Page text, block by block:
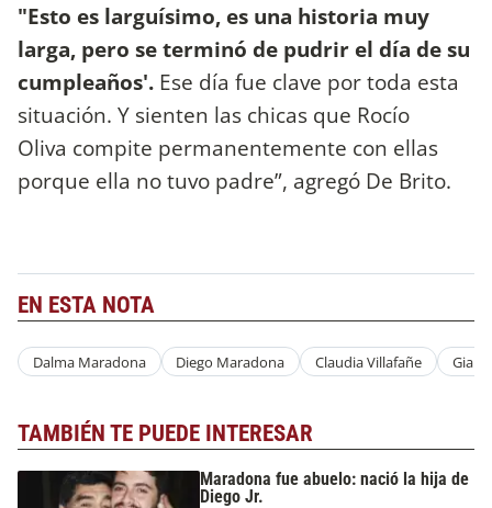
"Esto es larguísimo, es una historia muy
larga, pero se terminó de pudrir el día de su
cumpleaños'. Ese día fue clave por toda esta
situación. Y sienten las chicas que Rocío
Oliva compite permanentemente con ellas
porque ella no tuvo padre”, agregó De Brito.
EN ESTA NOTA
Dalma Maradona Diego Maradona Claudia Villafañe
TAMBIÉN TE PUEDE INTERESAR
Maradona fue abuelo: nació la hija de
Diego Jr.